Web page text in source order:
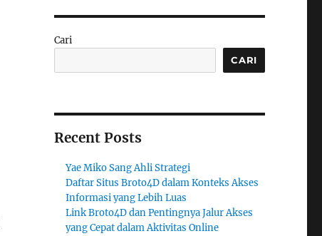
Cari
CARI
Recent Posts
Yae Miko Sang Ahli Strategi
Daftar Situs Broto4D dalam Konteks Akses
Informasi yang Lebih Luas
Link Broto4D dan Pentingnya Jalur Akses
yang Cepat dalam Aktivitas Online